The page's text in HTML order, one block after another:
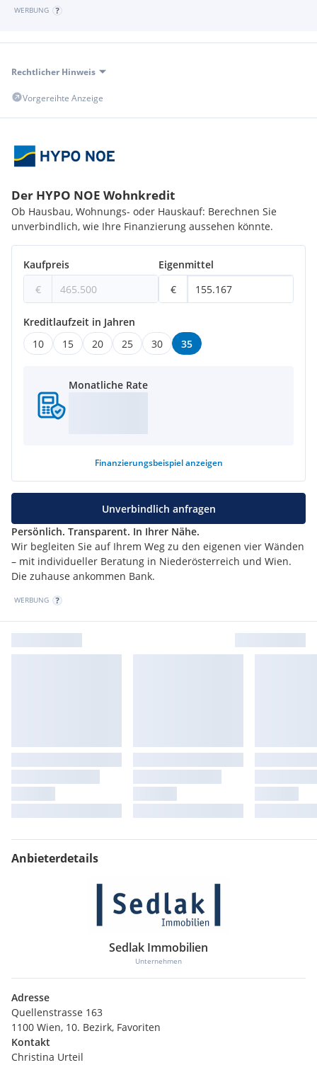
WERBUNG
Rechtlicher Hinweis
Vorgereihte Anzeige
Der HYPO NOE Wohnkredit
Ob Hausbau, Wohnungs- oder Hauskauf: Berechnen Sie
unverbindlich, wie Ihre Finanzierung aussehen könnte.
Kaufpreis
€
Eigenmittel
€
Kreditlaufzeit in Jahren
10
15 20 25 30 35
Monatliche Rate
Finanzierungsbeispiel anzeigen
Persönlich. Transparent. In Ihrer Nähe.
Wir begleiten Sie auf Ihrem Weg zu den eigenen vier Wänden
– mit individueller Beratung in Niederösterreich und Wien.
Die zuhause ankommen Bank.
Unverbindlich anfragen
WERBUNG
Anbieterdetails
Sedlak Immobilien
Unternehmen
Adresse
Quellenstrasse 163
1100 Wien, 10. Bezirk, Favoriten
Kontakt
Christina Urteil